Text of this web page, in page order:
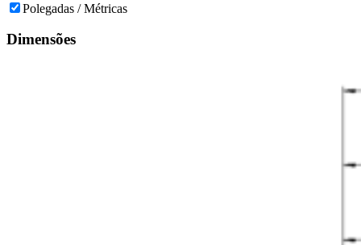
Polegadas / Métricas
Dimensões